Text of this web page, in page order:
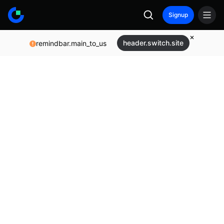
Signup
remindbar.main_to_us header.switch.site